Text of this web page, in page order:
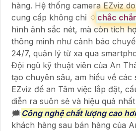
hàng. Hệ thống camera EZviz
cung cấp không chỉ ♢ chắc
hình ảnh sắc nét, mà còn tích
thông minh như cảnh báo
24/7, quản lý từ xa qua
Đội ngũ kỹ thuật viên của An
tạo chuyên sâu, am hiểu về các
EZviz để an Tâm việc lắp đặt,
diễn ra suôn sẻ và hiệu quả
🗯️Công nghệ chất lượng cao
khách hàng sau bán hàng của